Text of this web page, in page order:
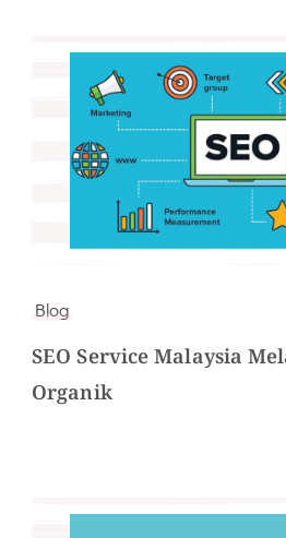
Blog
SEO Service Malaysia
Organik